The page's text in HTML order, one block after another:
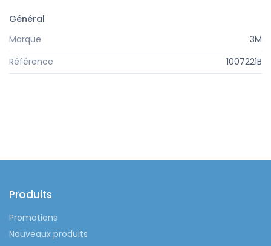
Général
Marque
3M
Référence
1007221B
Produits
Promotions
Nouveaux produits